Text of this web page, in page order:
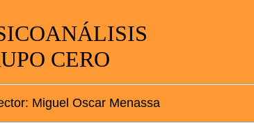
CERO
Miguel Oscar Menassa